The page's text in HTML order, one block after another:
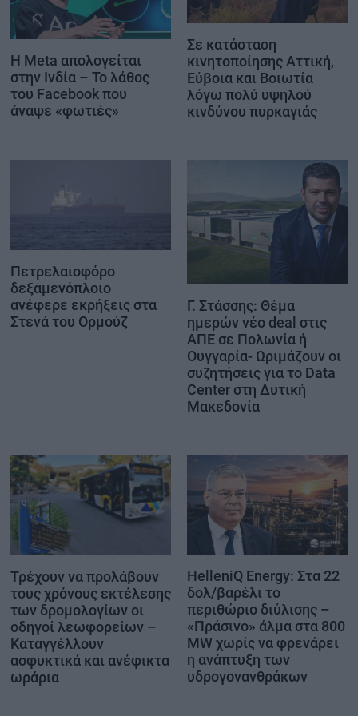
Η Meta απολογείται
στην Ινδία – Το λάθος
του Facebook που
άναψε «φωτιές»
Σε κατάσταση
κινητοποίησης Αττική,
Εύβοια και Βοιωτία
λόγω πολύ υψηλού
κινδύνου πυρκαγιάς
Πετρελαιοφόρο
δεξαμενόπλοιο
ανέφερε εκρήξεις στα
Στενά του Ορμούζ
Γ. Στάσσης: Θέμα
ημερών νέο deal στις
ΑΠΕ σε Πολωνία ή
Ουγγαρία- Ωριμάζουν οι
συζητήσεις για το Data
Center στη Δυτική
Μακεδονία
Τρέχουν να προλάβουν
τους χρόνους εκτέλεσης
των δρομολογίων οι
οδηγοί λεωφορείων –
Καταγγέλλουν
ασφυκτικά και ανέφικτα
ωράρια
HelleniQ Energy: Στα 22
δολ/βαρέλι το
περιθώριο διύλισης –
«Πράσινο» άλμα στα 800
MW χωρίς να φρενάρει
η ανάπτυξη των
υδρογονανθράκων